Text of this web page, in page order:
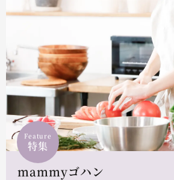
Feature
特集
mammyゴハン